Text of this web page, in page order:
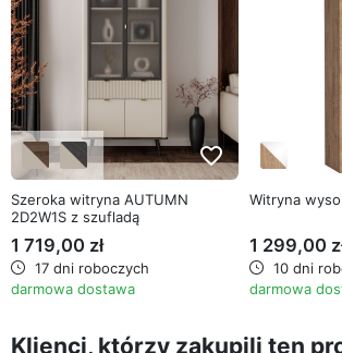
favorite_border
Szeroka witryna AUTUMN
2D2W1S z szufladą
1 719,00 zł
17 dni roboczych
darmowa dostawa
Witryna
1 299,00
10 dni
darmowa
Klienci, którzy zakupili ten